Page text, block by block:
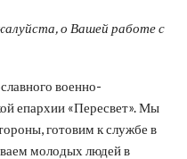
о Вашей работе с
военно-
епархии «Пересвет». Мы
готовим к службе в
молодых людей в